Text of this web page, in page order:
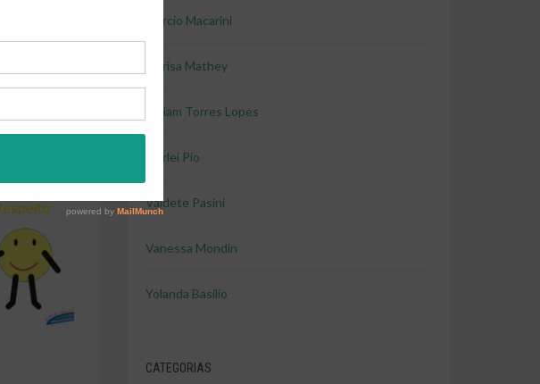
Marcio Macarini
Marisa Mathey
Miriam Torres Lopes
Shirlei Pio
Valdete Pasini
Vanessa Mondin
Yolanda Basilio
CATEGORIAS